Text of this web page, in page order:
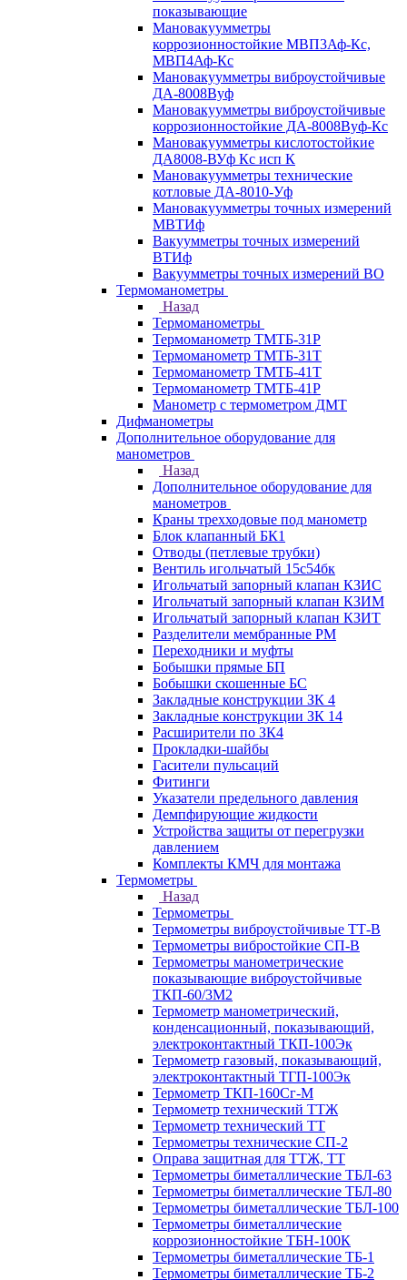
показывающие
Мановакуумметры
коррозионностойкие МВП3Аф-Кс,
МВП4Аф-Кс
Мановакуумметры виброустойчивые
ДА-8008Вуф
Мановакуумметры виброустойчивые
коррозионностойкие ДА-8008Вуф-Кс
Мановакуумметры кислотостойкие
ДА8008-ВУф Кс исп К
Мановакуумметры технические
котловые ДА-8010-Уф
Мановакуумметры точных измерений
МВТИф
Вакуумметры точных измерений
ВТИф
Вакуумметры точных измерений ВО
Термоманометры
Назад
Термоманометры
Термоманометр ТМТБ-31Р
Термоманометр ТМТБ-31Т
Термоманометр ТМТБ-41Т
Термоманометр ТМТБ-41Р
Манометр с термометром ДМТ
Дифманометры
Дополнительное оборудование для
манометров
Назад
Дополнительное оборудование для
манометров
Краны трехходовые под манометр
Блок клапанный БК1
Отводы (петлевые трубки)
Вентиль игольчатый 15с54бк
Игольчатый запорный клапан КЗИС
Игольчатый запорный клапан КЗИМ
Игольчатый запорный клапан КЗИТ
Разделители мембранные РМ
Переходники и муфты
Бобышки прямые БП
Бобышки скошенные БС
Закладные конструкции ЗК 4
Закладные конструкции ЗК 14
Расширители по ЗК4
Прокладки-шайбы
Гасители пульсаций
Фитинги
Указатели предельного давления
Демпфирующие жидкости
Устройства защиты от перегрузки
давлением
Комплекты КМЧ для монтажа
Термометры
Назад
Термометры
Термометры виброустойчивые ТТ-В
Термометры вибростойкие СП-В
Термометры манометрические
показывающие виброустойчивые
ТКП-60/3М2
Термометр манометрический,
конденсационный, показывающий,
электроконтактный ТКП-100Эк
Термометр газовый, показывающий,
электроконтактный ТГП-100Эк
Термометр ТКП-160Сг-М
Термометр технический ТТЖ
Термометр технический ТТ
Термометры технические СП-2
Оправа защитная для ТТЖ, ТТ
Термометры биметаллические ТБЛ-63
Термометры биметаллические ТБЛ-80
Термометры биметаллические ТБЛ-100
Термометры биметаллические
коррозионностойкие ТБН-100К
Термометры биметаллические ТБ-1
Термометры биметаллические ТБ-2